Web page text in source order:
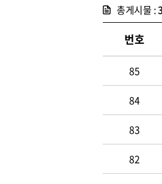
총게시물 :
번호
85
84
83
82